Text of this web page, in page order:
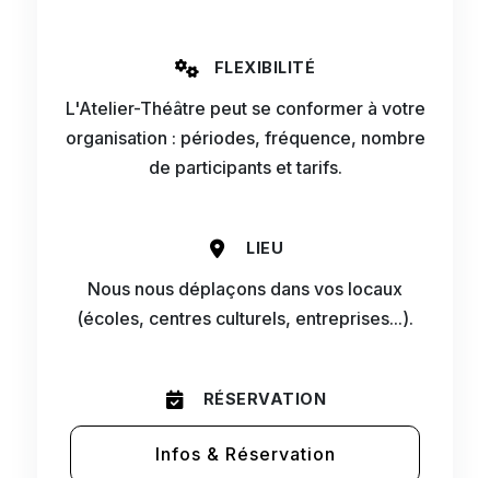
FLEXIBILITÉ
L'Atelier-Théâtre peut se conformer à votre
organisation : périodes, fréquence, nombre
de participants et tarifs.
LIEU
Nous nous déplaçons dans vos locaux
(écoles, centres culturels, entreprises...).
RÉSERVATION
Infos & Réservation